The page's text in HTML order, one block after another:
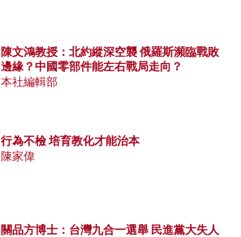
陳文鴻教授：北約縱深空襲 俄羅斯瀕臨戰敗
邊緣？中國零部件能左右戰局走向？
本社編輯部
行為不檢 培育教化才能治本
陳家偉
關品方博士：台灣九合一選舉 民進黨大失人